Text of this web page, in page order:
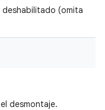
(omita
desmontaje.